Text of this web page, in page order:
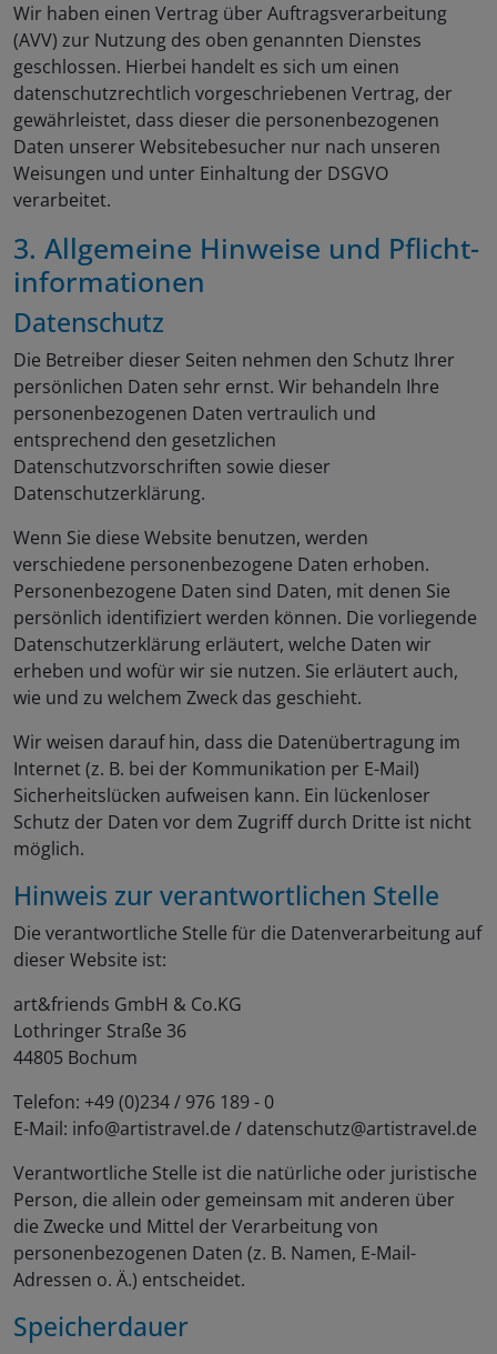
Wir haben einen Vertrag über Auftragsverarbeitung
(AVV) zur Nutzung des oben genannten Dienstes
geschlossen. Hierbei handelt es sich um einen
datenschutzrechtlich vorgeschriebenen Vertrag, der
gewährleistet, dass dieser die personenbezogenen
Daten unserer Websitebesucher nur nach unseren
Weisungen und unter Einhaltung der DSGVO
verarbeitet.
3. Allgemeine Hinweise und Pflicht­
informationen
Datenschutz
Die Betreiber dieser Seiten nehmen den Schutz Ihrer
persönlichen Daten sehr ernst. Wir behandeln Ihre
personenbezogenen Daten vertraulich und
entsprechend den gesetzlichen
Datenschutzvorschriften sowie dieser
Datenschutzerklärung.
Wenn Sie diese Website benutzen, werden
verschiedene personenbezogene Daten erhoben.
Personenbezogene Daten sind Daten, mit denen Sie
persönlich identifiziert werden können. Die vorliegende
Datenschutzerklärung erläutert, welche Daten wir
erheben und wofür wir sie nutzen. Sie erläutert auch,
wie und zu welchem Zweck das geschieht.
Wir weisen darauf hin, dass die Datenübertragung im
Internet (z. B. bei der Kommunikation per E-Mail)
Sicherheitslücken aufweisen kann. Ein lückenloser
Schutz der Daten vor dem Zugriff durch Dritte ist nicht
möglich.
Hinweis zur verantwortlichen Stelle
Die verantwortliche Stelle für die Datenverarbeitung auf
dieser Website ist:
art&friends GmbH & Co.KG
Lothringer Straße 36
44805 Bochum
Telefon: +49 (0)234 / 976 189 - 0
E-Mail: info@artistravel.de / datenschutz@artistravel.de
Verantwortliche Stelle ist die natürliche oder juristische
Person, die allein oder gemeinsam mit anderen über
die Zwecke und Mittel der Verarbeitung von
personenbezogenen Daten (z. B. Namen, E-Mail-
Adressen o. Ä.) entscheidet.
Speicherdauer